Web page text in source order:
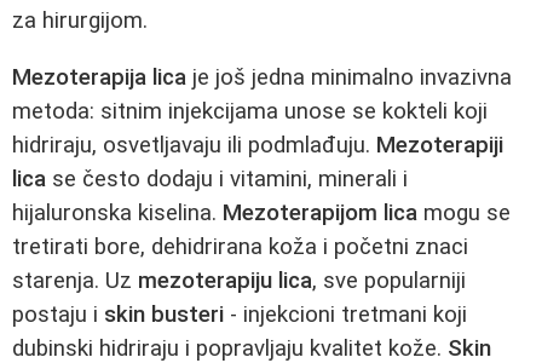
za hirurgijom.
Mezoterapija lica je još jedna minimalno invazivna
metoda: sitnim injekcijama unose se kokteli koji
hidriraju, osvetljavaju ili podmlađuju. Mezoterapiji
lica se često dodaju i vitamini, minerali i
hijaluronska kiselina. Mezoterapijom lica mogu se
tretirati bore, dehidrirana koža i početni znaci
starenja. Uz mezoterapiju lica, sve popularniji
postaju i skin busteri - injekcioni tretmani koji
dubinski hidriraju i popravljaju kvalitet kože. Skin